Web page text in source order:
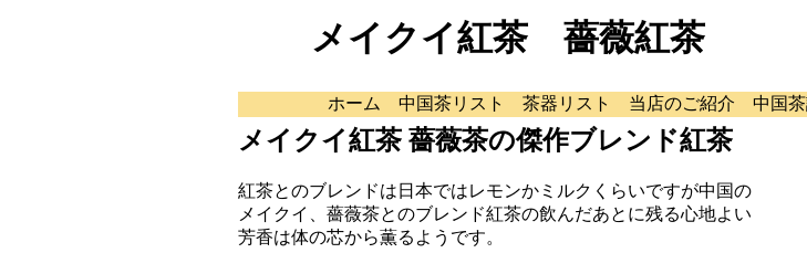
メイクイ紅茶 薔薇紅茶
ホーム 中国茶リスト 茶器リスト 当店のご紹介 中国
メイクイ紅茶 薔薇茶の傑作ブレンド紅茶
紅茶とのブレンドは日本ではレモンかミルクくらいですが中国の
メイクイ、薔薇茶とのブレンド紅茶の飲んだあとに残る心地よい
芳香は体の芯から薫るようです。